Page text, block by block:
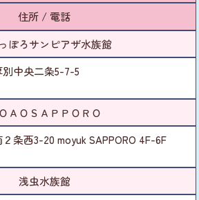
住所 / 電話
ぽろサンピアザ水族館
中央二条5-7-5
ＡＯＳＡＰＰＯＲＯ
条西3-20 moyuk SAPPORO 4F-6F
浅虫水族館